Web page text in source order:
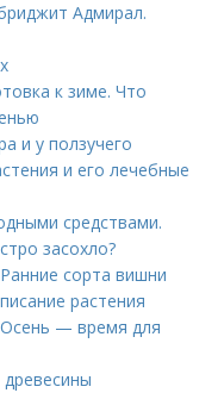
Адмирал.
к зиме. Что
и у ползучего
и его лечебные
средствами.
засохло?
сорта вишни
растения
— время для